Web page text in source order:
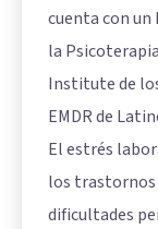
cuenta con un
la
Institute de
EMDR de
El estrés
los trastornos
dificultades